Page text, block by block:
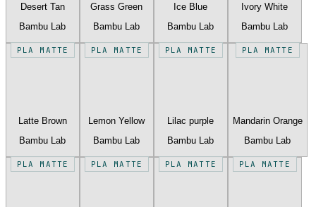
Desert Tan
Bambu Lab
Grass Green
Bambu Lab
Ice Blue
Bambu Lab
Ivory White
Bambu Lab
PLA MATTE
Latte Brown
Bambu Lab
PLA MATTE
Lemon Yellow
Bambu Lab
PLA MATTE
Lilac purple
Bambu Lab
PLA MATTE
Mandarin Orange
Bambu Lab
PLA MATTE PLA MATTE PLA MATTE PLA MATTE